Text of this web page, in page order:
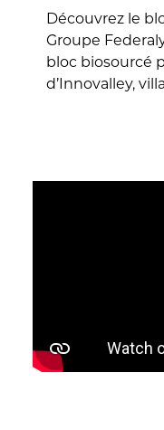
Découvrez le
Groupe
bloc biosourcé
d’Innovalley,